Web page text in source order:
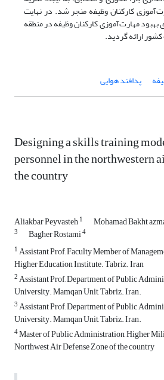
کارکنان وظیفه منجر شد. در نهایت
بهبود مهارت‌­آموزی کارکنان وظیفه در منطقه
ارائه گردید.
پدافند هوایی
Designing a skills training
personnel in the northwestern
the country
Aliakbar Peyvasteh1 Mohamad Bakht
3 Bagher Rostami4
1Assistant Prof, Faculty Member of
Higher Education Institute. Tabriz. Iran
2Assistant Prof, Department of Public
University. Mamqan Unit, Tabriz. Iran.
3Assistant Prof, Department of Public
University. Mamqan Unit, Tabriz. Iran.
4Master of Public Administration, Higher
Northwest Air Defense Zone of the country